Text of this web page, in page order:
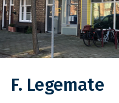
F. Legemate